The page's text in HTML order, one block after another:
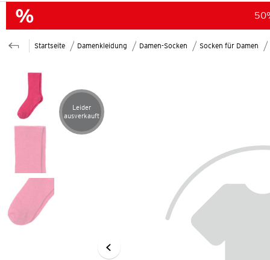
Startseite Damenkleidung Damen-Socken Socken für Damen
Artikel leider ausverkauft
Leider
ausverkauft